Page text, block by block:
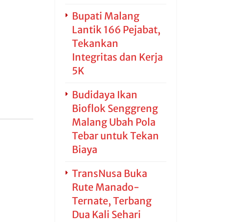
Bupati Malang
Lantik 166 Pejabat,
Tekankan
Integritas dan Kerja
5K
Budidaya Ikan
Bioflok Senggreng
Malang Ubah Pola
Tebar untuk Tekan
Biaya
TransNusa Buka
Rute Manado-
Ternate, Terbang
Dua Kali Sehari